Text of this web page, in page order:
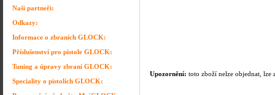
Naši partneři:
Odkazy:
Informace o zbraních GLOCK:
Příslušenství pro pistole GLOCK:
Tuning a úpravy zbraní GLOCK:
Speciality o pistolích GLOCK:
Upozornění: toto zboží nelze objednat, lze